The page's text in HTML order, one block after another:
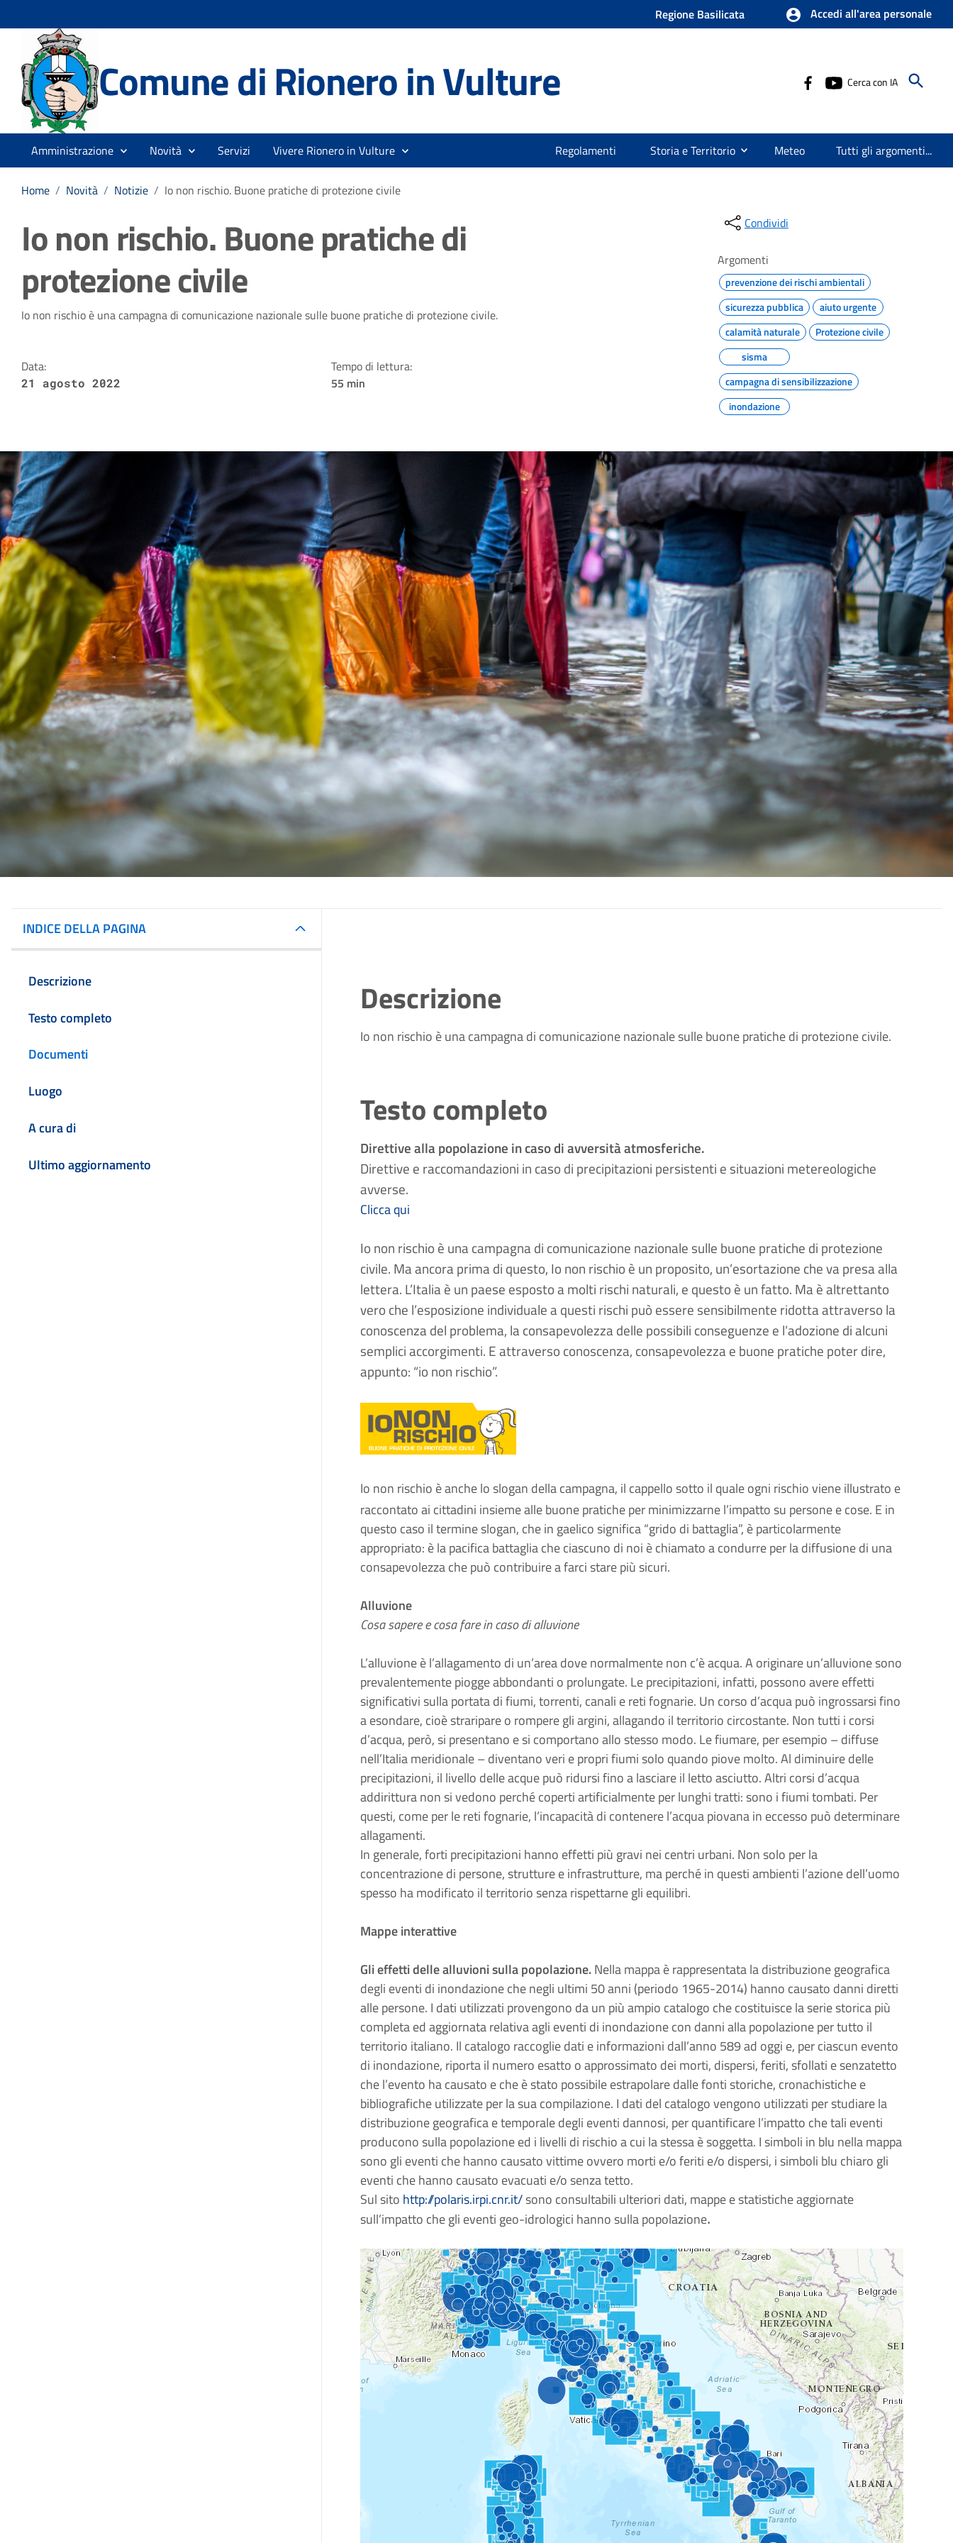
Regione Basilicata Accedi all'area personale
Comune di Rionero in Vulture Cerca con IA
Amministrazione Novità Servizi Vivere Rionero in Vulture Regolamenti Storia e Territorio Meteo Tutti gli argomenti...
Home / Novità / Notizie / Io non rischio. Buone pratiche di protezione civile
Io non rischio. Buone pratiche di
protezione civile
Dettagli della notizia
Io non rischio è una campagna di comunicazione nazionale sulle buone pratiche di protezione civile.
Data:
21 agosto 2022
Tempo di lettura:
55 min
Condividi
Argomenti
prevenzione dei rischi ambientali
sicurezza pubblica
aiuto urgente
calamità naturale
Protezione civile
sisma
campagna di sensibilizzazione
inondazione
INDICE DELLA PAGINA
Descrizione
Testo completo
Documenti
Luogo
A cura di
Ultimo aggiornamento
Descrizione
Io non rischio è una campagna di comunicazione nazionale sulle buone pratiche di protezione civile.
Testo completo
Direttive alla popolazione in caso di avversità atmosferiche.
Direttive e raccomandazioni in caso di precipitazioni persistenti e situazioni metereologiche
avverse.
Clicca qui
Io non rischio è una campagna di comunicazione nazionale sulle buone pratiche di protezione
civile. Ma ancora prima di questo, Io non rischio è un proposito, un’esortazione che va presa alla
lettera. L’Italia è un paese esposto a molti rischi naturali, e questo è un fatto. Ma è altrettanto
vero che l’esposizione individuale a questi rischi può essere sensibilmente ridotta attraverso la
conoscenza del problema, la consapevolezza delle possibili conseguenze e l’adozione di alcuni
semplici accorgimenti. E attraverso conoscenza, consapevolezza e buone pratiche poter dire,
appunto: “io non rischio”.
Io non rischio è anche lo slogan della campagna, il cappello sotto il quale ogni rischio viene illustrato e
raccontato ai cittadini insieme alle buone pratiche per minimizzarne l’impatto su persone e cose. E in
questo caso il termine slogan, che in gaelico significa “grido di battaglia”, è particolarmente
appropriato: è la pacifica battaglia che ciascuno di noi è chiamato a condurre per la diffusione di una
consapevolezza che può contribuire a farci stare più sicuri.
Alluvione
Cosa sapere e cosa fare in caso di alluvione
L’alluvione è l’allagamento di un’area dove normalmente non c’è acqua. A originare un’alluvione sono
prevalentemente piogge abbondanti o prolungate. Le precipitazioni, infatti, possono avere effetti
significativi sulla portata di fiumi, torrenti, canali e reti fognarie. Un corso d’acqua può ingrossarsi fino
a esondare, cioè straripare o rompere gli argini, allagando il territorio circostante. Non tutti i corsi
d’acqua, però, si presentano e si comportano allo stesso modo. Le fiumare, per esempio – diffuse
nell’Italia meridionale – diventano veri e propri fiumi solo quando piove molto. Al diminuire delle
precipitazioni, il livello delle acque può ridursi fino a lasciare il letto asciutto. Altri corsi d’acqua
addirittura non si vedono perché coperti artificialmente per lunghi tratti: sono i fiumi tombati. Per
questi, come per le reti fognarie, l’incapacità di contenere l’acqua piovana in eccesso può determinare
allagamenti.
In generale, forti precipitazioni hanno effetti più gravi nei centri urbani. Non solo per la
concentrazione di persone, strutture e infrastrutture, ma perché in questi ambienti l’azione dell’uomo
spesso ha modificato il territorio senza rispettarne gli equilibri.
Mappe interattive
Gli effetti delle alluvioni sulla popolazione.Nella mappa è rappresentata la distribuzione geografica
degli eventi di inondazione che negli ultimi 50 anni (periodo 1965-2014) hanno causato danni diretti
alle persone. I dati utilizzati provengono da un più ampio catalogo che costituisce la serie storica più
completa ed aggiornata relativa agli eventi di inondazione con danni alla popolazione per tutto il
territorio italiano. Il catalogo raccoglie dati e informazioni dall’anno 589 ad oggi e, per ciascun evento
di inondazione, riporta il numero esatto o approssimato dei morti, dispersi, feriti, sfollati e senzatetto
che l’evento ha causato e che è stato possibile estrapolare dalle fonti storiche, cronachistiche e
bibliografiche utilizzate per la sua compilazione. I dati del catalogo vengono utilizzati per studiare la
distribuzione geografica e temporale degli eventi dannosi, per quantificare l’impatto che tali eventi
producono sulla popolazione ed i livelli di rischio a cui la stessa è soggetta. I simboli in blu nella mappa
sono gli eventi che hanno causato vittime ovvero morti e/o feriti e/o dispersi, i simboli blu chiaro gli
eventi che hanno causato evacuati e/o senza tetto.
Sul sito http://polaris.irpi.cnr.it/sono consultabili ulteriori dati, mappe e statistiche aggiornate
sull’impatto che gli eventi geo-idrologici hanno sulla popolazione.